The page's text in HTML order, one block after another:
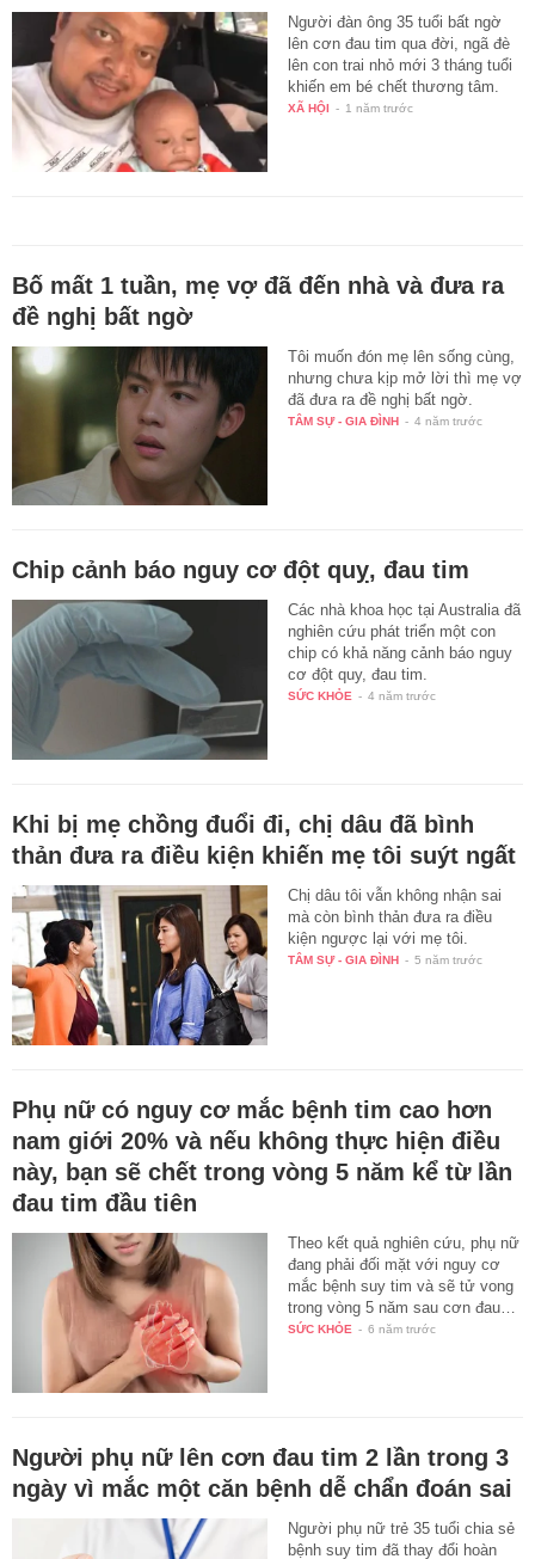
Người đàn ông 35 tuổi bất ngờ
lên cơn đau tim qua đời, ngã đè
lên con trai nhỏ mới 3 tháng tuổi
khiến em bé chết thương tâm.
XÃ HỘI - 1 năm trước
Bố mất 1 tuần, mẹ vợ đã đến nhà và đưa ra
đề nghị bất ngờ
Tôi muốn đón mẹ lên sống cùng,
nhưng chưa kịp mở lời thì mẹ vợ
đã đưa ra đề nghị bất ngờ.
TÂM SỰ - GIA ĐÌNH - 4 năm trước
Chip cảnh báo nguy cơ đột quỵ, đau tim
Các nhà khoa học tại Australia đã
nghiên cứu phát triển một con
chip có khả năng cảnh báo nguy
cơ đột quy, đau tim.
SỨC KHỎE - 4 năm trước
Khi bị mẹ chồng đuổi đi, chị dâu đã bình
thản đưa ra điều kiện khiến mẹ tôi suýt ngất
Chị dâu tôi vẫn không nhận sai
mà còn bình thản đưa ra điều
kiện ngược lại với mẹ tôi.
TÂM SỰ - GIA ĐÌNH - 5 năm trước
Phụ nữ có nguy cơ mắc bệnh tim cao hơn
nam giới 20% và nếu không thực hiện điều
này, bạn sẽ chết trong vòng 5 năm kể từ lần
đau tim đầu tiên
Theo kết quả nghiên cứu, phụ nữ
đang phải đối mặt với nguy cơ
mắc bệnh suy tim và sẽ tử vong
trong vòng 5 năm sau cơn đau…
SỨC KHỎE - 6 năm trước
Người phụ nữ lên cơn đau tim 2 lần trong 3
ngày vì mắc một căn bệnh dễ chẩn đoán sai
Người phụ nữ trẻ 35 tuổi chia sẻ
bệnh suy tim đã thay đổi hoàn